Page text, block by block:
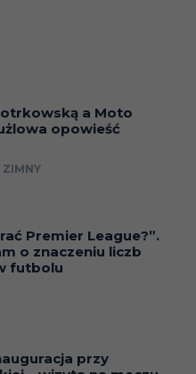
a Moto
opowieść
ZIMNY
Premier League?”.
o znaczeniu liczb
futbolu
przy